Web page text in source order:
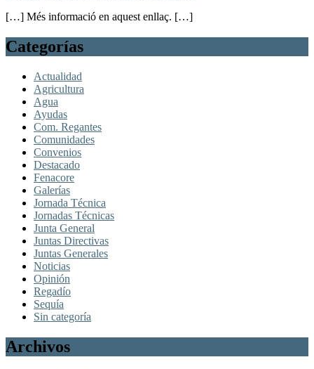
[…] Més informació en aquest enllaç. […]
Categorías
Actualidad
Agricultura
Agua
Ayudas
Com. Regantes
Comunidades
Convenios
Destacado
Fenacore
Galerías
Jornada Técnica
Jornadas Técnicas
Junta General
Juntas Directivas
Juntas Generales
Noticias
Opinión
Regadío
Sequía
Sin categoría
Archivos